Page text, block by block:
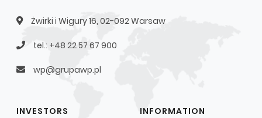
Żwirki i Wigury 16, 02-092 Warsaw
tel.: +48 22 57 67 900
wp@grupawp.pl
INVESTORS INFORMATION